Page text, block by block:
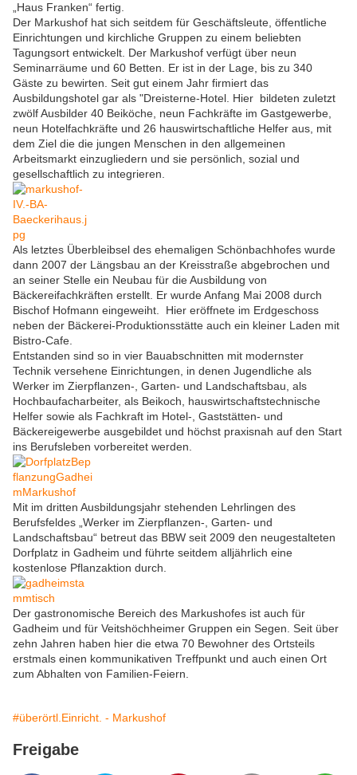
„Haus Franken“ fertig.
Der Markushof hat sich seitdem für Geschäftsleute, öffentliche
Einrichtungen und kirchliche Gruppen zu einem beliebten
Tagungsort entwickelt. Der Markushof verfügt über neun
Seminarräume und 60 Betten. Er ist in der Lage, bis zu 340
Gäste zu bewirten. Seit gut einem Jahr firmiert das
Ausbildungshotel gar als "Dreisterne-Hotel. Hier bildeten zuletzt
zwölf Ausbilder 40 Beiköche, neun Fachkräfte im Gastgewerbe,
neun Hotelfachkräfte und 26 hauswirtschaftliche Helfer aus, mit
dem Ziel die die jungen Menschen in den allgemeinen
Arbeitsmarkt einzugliedern und sie persönlich, sozial und
gesellschaftlich zu integrieren.
Als letztes Überbleibsel des ehemaligen Schönbachhofes wurde
dann 2007 der Längsbau an der Kreisstraße abgebrochen und
an seiner Stelle ein Neubau für die Ausbildung von
Bäckereifachkräften erstellt. Er wurde Anfang Mai 2008 durch
Bischof Hofmann eingeweiht. Hier eröffnete im Erdgeschoss
neben der Bäckerei-Produktionsstätte auch ein kleiner Laden mit
Bistro-Cafe.
Entstanden sind so in vier Bauabschnitten mit modernster
Technik versehene Einrichtungen, in denen Jugendliche als
Werker im Zierpflanzen-, Garten- und Landschaftsbau, als
Hochbaufacharbeiter, als Beikoch, hauswirtschaftstechnische
Helfer sowie als Fachkraft im Hotel-, Gaststätten- und
Bäckereigewerbe ausgebildet und höchst praxisnah auf den Start
ins Berufsleben vorbereitet werden.
Mit im dritten Ausbildungsjahr stehenden Lehrlingen des
Berufsfeldes „Werker im Zierpflanzen-, Garten- und
Landschaftsbau“ betreut das BBW seit 2009 den neugestalteten
Dorfplatz in Gadheim und führte seitdem alljährlich eine
kostenlose Pflanzaktion durch.
Der gastronomische Bereich des Markushofes ist auch für
Gadheim und für Veitshöchheimer Gruppen ein Segen. Seit über
zehn Jahren haben hier die etwa 70 Bewohner des Ortsteils
erstmals einen kommunikativen Treffpunkt und auch einen Ort
zum Abhalten von Familien-Feiern.
#überörtl.Einricht. - Markushof
Freigabe